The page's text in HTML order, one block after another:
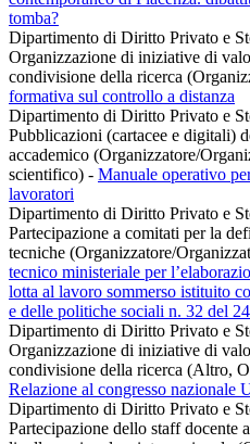
tomba?
Dipartimento di Diritto Privato e
Organizzazione di iniziative di
condivisione della ricerca
formativa sul controllo a distanza
Dipartimento di Diritto Privato e
Pubblicazioni (cartacee e digitali)
accademico (Organizzatore/
scientifico) - Manuale operativo
lavoratori
Dipartimento di Diritto Privato e
Partecipazione a comitati per la
tecniche (Organizzatore/
tecnico ministeriale per
lotta al lavoro sommerso istituito
e delle politiche sociali n. 32 del
Dipartimento di Diritto Privato e
Organizzazione di iniziative di
condivisione della ricerca (Altro,
Relazione al congresso nazionale
Dipartimento di Diritto Privato e
Partecipazione dello staff docente